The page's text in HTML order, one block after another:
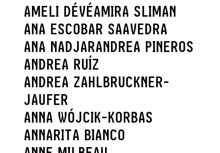
AMELI DÉVÉAMIRA SLIMAN
ANA ESCOBAR SAAVEDRA
ANA NADJARANDREA PINEROS
ANDREA RUÍZ
ANDREA ZAHLBRUCKNER-
JAUFER
ANNA WÓJCIK-KORBAS
ANNARITA BIANCO